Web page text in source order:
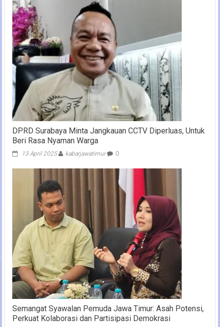
DPRD Surabaya Minta Jangkauan CCTV Diperluas, Untuk
Beri Rasa Nyaman Warga
13 April 2025 kabarjawatimur 0
Semangat Syawalan Pemuda Jawa Timur: Asah Potensi,
Perkuat Kolaborasi dan Partisipasi Demokrasi